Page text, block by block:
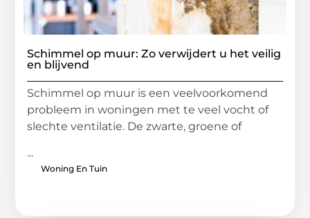
Schimmel op muur: Zo verwijdert u het veilig
en blijvend
Schimmel op muur is een veelvoorkomend
probleem in woningen met te veel vocht of
slechte ventilatie. De zwarte, groene of
...
Woning En Tuin